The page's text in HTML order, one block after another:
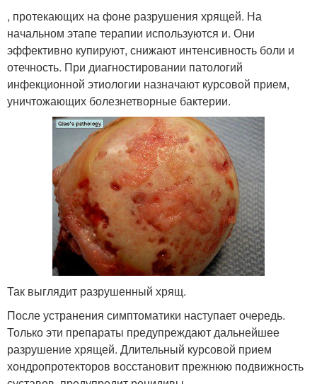
, протекающих на фоне разрушения хрящей. На
начальном этапе терапии используются и. Они
эффективно купируют, снижают интенсивность боли и
отечность. При диагностировании патологий
инфекционной этиологии назначают курсовой прием,
уничтожающих болезнетворные бактерии.
Так выглядит разрушенный хрящ.
После устранения симптоматики наступает очередь.
Только эти препараты предупреждают дальнейшее
разрушение хрящей. Длительный курсовой прием
хондропротекторов восстановит прежнюю подвижность